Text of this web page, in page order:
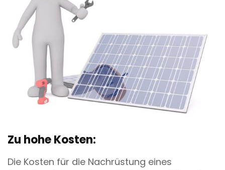
Zu hohe Kosten:
Die Kosten für die Nachrüstung eines